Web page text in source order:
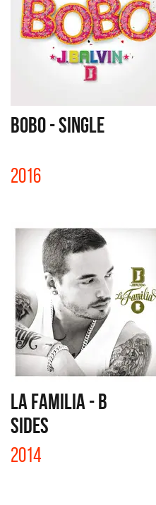
BOBO - SINGLE
2016
LA FAMILIA - B
SIDES
2014